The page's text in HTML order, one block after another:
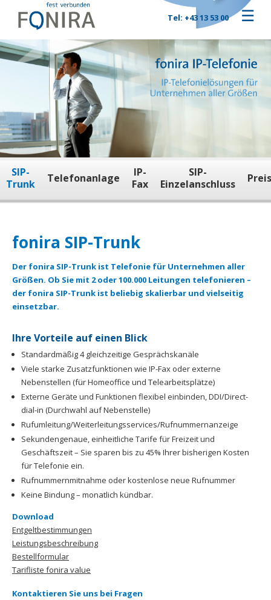
☰
Tel: +43 13 53 00
SIP-
Trunk
Telefonanlage
IP-
Fax
SIP-
Einzelanschluss
fonira SIP-Trunk
Der fonira SIP-Trunk ist Telefonie für Unternehmen aller
Größen. Ob Sie mit 2 oder 100.000 Leitungen telefonieren –
der fonira SIP-Trunk ist beliebig skalierbar und vielseitig
einsetzbar.
Ihre Vorteile auf einen Blick
Standardmäßig 4 gleichzeitige Gesprächskanäle
Viele starke Zusatzfunktionen wie IP-Fax oder externe
Nebenstellen (für Homeoffice und Telearbeitsplätze)
Externe Geräte und Funktionen flexibel einbinden, DDI/Direct-
dial-in (Durchwahl auf Nebenstelle)
Rufumleitung/Weiterleitungsservices/Rufnummernanzeige
Sekundengenaue, einheitliche Tarife für Freizeit und
Geschäftszeit – Sie sparen bis zu 45% Ihrer bisherigen Kosten
für Telefonie ein.
Rufnummernmitnahme oder kostenlose neue Rufnummer
Keine Bindung – monatlich kündbar.
Download
Entgeltbestimmungen
Leistungsbeschreibung
Bestellformular
Tarifliste fonira value
Kontaktieren Sie uns bei Fragen